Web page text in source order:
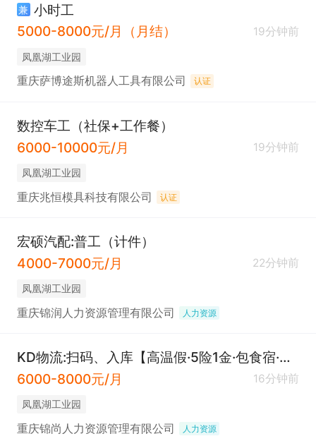
兼 小时工
5000-8000元/月（月结）
19分钟前
凤凰湖工业园
重庆萨博途斯机器人工具有限公司 认证
数控车工（社保+工作餐）
6000-10000元/月
19分钟前
凤凰湖工业园
重庆兆恒模具科技有限公司 认证
宏硕汽配:普工（计件）
4000-7000元/月
22分钟前
凤凰湖工业园
重庆锦润人力资源管理有限公司 人力资源
KD物流:扫码、入库【高温假·5险1金·包食宿·厂车接送】
6000-8000元/月
16分钟前
凤凰湖工业园
重庆锦尚人力资源管理有限公司 人力资源